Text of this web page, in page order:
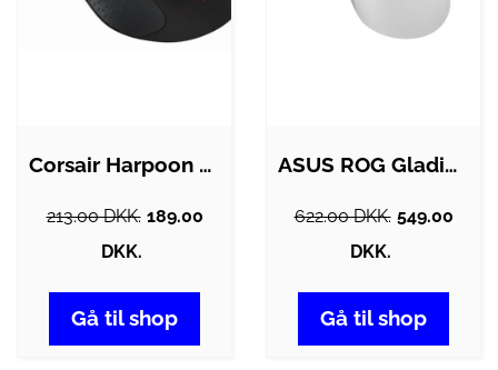
Corsair Harpoon RGB PRO - Gaming Mus -…
213.00 DKK. 189.00
DKK.
Gå til shop
ASUS ROG Gladius III Wireless AimPoint -…
622.00 DKK. 549.00
DKK.
Gå til shop